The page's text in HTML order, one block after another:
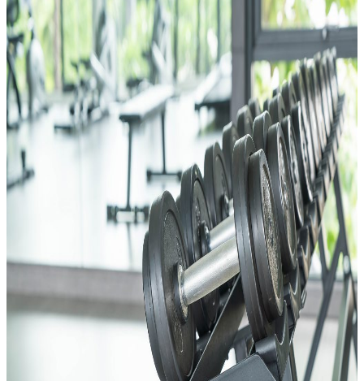
Giàn Tạ Đa Năng
Ghế Tập Bụng
Ghế Tập Tạ
Dụng Cụ Tập Thể Lực
Tạ & Đòn tạ
Kệ để tạ
Thiết Bị Massage
Ghế Massage
Dụng cụ Massage
Spirit Serie
Cardio Spirit
Máy chạy bộ Spirit
Xe đạp tập Spirit
Xe đạp ngồi có tựa lưng Spirit
Máy trượt tuyết Spirit
Máy chèo thuyền Spirit
Máy tập phục hồi chức năng Spirit
Strength Spirit
SP3 Serie Strength Spirit
SP4 Serie Strength Spirit
Robot Spirit
Free weight Spirit
Tiger Sport Serie
Cardio Tiger Sport